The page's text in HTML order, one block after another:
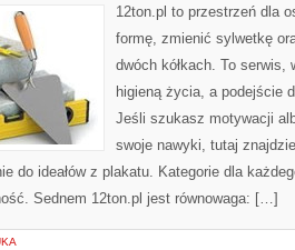
12ton.pl to przestrzeń dla
formę, zmienić sylwetkę
dwóch kółkach. To serwis,
higieną życia, a podejście
Jeśli szukasz motywacji
swoje nawyki, tutaj
do ideałów z plakatu. Kategorie dla
Sednem 12ton.pl jest równowaga: […]